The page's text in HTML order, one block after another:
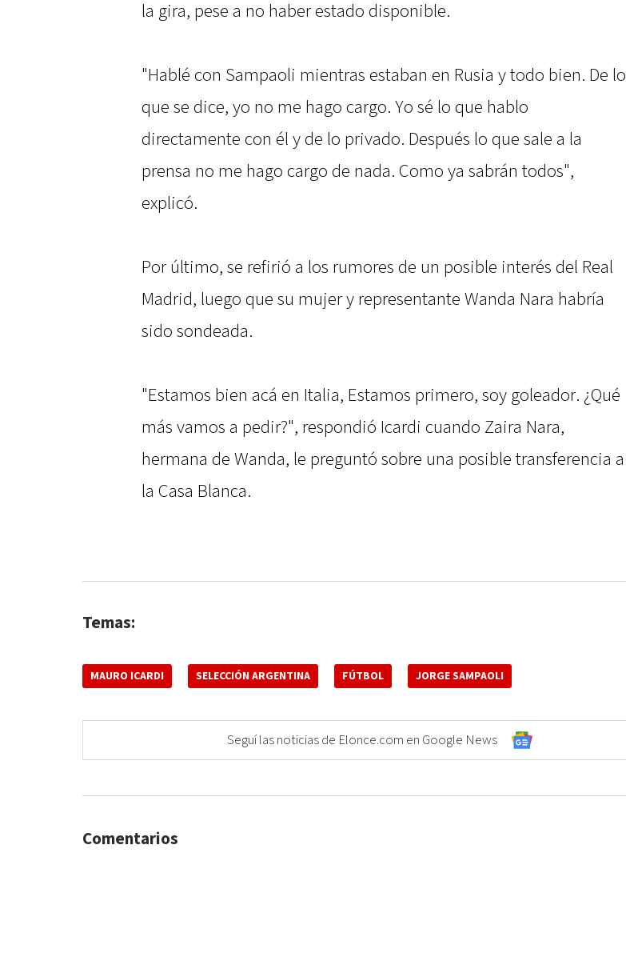
la gira, pese a no haber estado disponible.
"Hablé con Sampaoli mientras estaban en Rusia y todo bien. De lo
que se dice, yo no me hago cargo. Yo sé lo que hablo
directamente con él y de lo privado. Después lo que sale a la
prensa no me hago cargo de nada. Como ya sabrán todos",
explicó.
Por último, se refirió a los rumores de un posible interés del Real
Madrid, luego que su mujer y representante Wanda Nara habría
sido sondeada.
"Estamos bien acá en Italia, Estamos primero, soy goleador. ¿Qué
más vamos a pedir?", respondió Icardi cuando Zaira Nara,
hermana de Wanda, le preguntó sobre una posible transferencia a
la Casa Blanca.
Temas:
MAURO ICARDI SELECCIÓN ARGENTINA FÚTBOL JORGE SAMPAOLI
Seguí las noticias de Elonce.com en Google News
Comentarios